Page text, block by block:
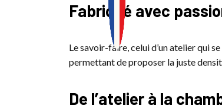
Fabriqué avec
Le savoir-faire, celui d’un atelier qui
permettant de proposer la juste
De l’atelier à la